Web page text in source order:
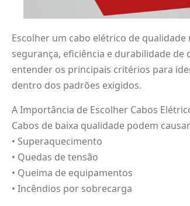
Escolher um cabo elétrico de
segurança, eficiência e durabilidade
entender os principais critérios para
dentro dos padrões exigidos.
A Importância de Escolher Cabos
Cabos de baixa qualidade podem
• Superaquecimento
• Quedas de tensão
• Queima de equipamentos
• Incêndios por sobrecarga